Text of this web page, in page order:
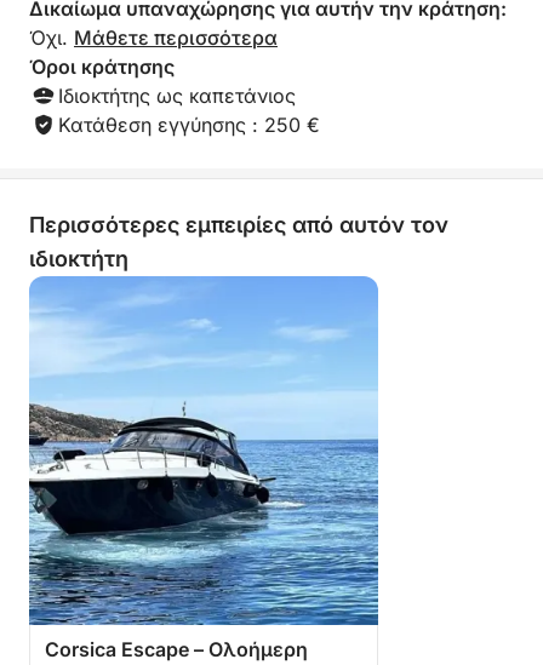
Δικαίωμα υπαναχώρησης για αυτήν την κράτηση:
Όχι. Μάθετε περισσότερα
Όροι κράτησης
Ιδιοκτήτης ως καπετάνιος
Κατάθεση εγγύησης : 250 €
Περισσότερες εμπειρίες από αυτόν τον
ιδιοκτήτη
Corsica Escape – Ολοήμερη